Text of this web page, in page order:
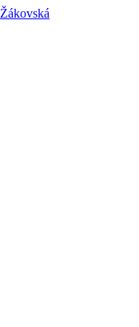
Žákovská